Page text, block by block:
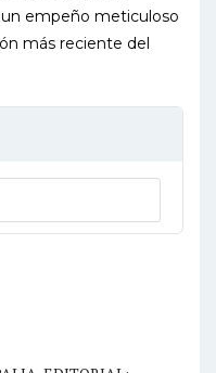
empeño meticuloso
más reciente del